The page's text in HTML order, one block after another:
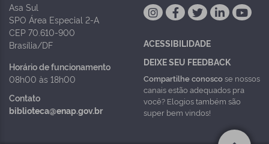
Asa Sul
SPO Área Especial 2-A
CEP 70.610-900
Brasília/DF
Horário de funcionamento
08h00 às 18h00
Contato
biblioteca@enap.gov.br
ACESSIBILIDADE
DEIXE SEU FEEDBACK
Compartilhe conoscose nossos
canais estão adequados pra
você? Elogios também são
super bem vindos!